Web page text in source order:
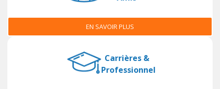
EN SAVOIR PLUS
Carrières &
Professionnel